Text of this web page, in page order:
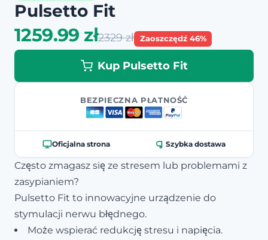
Pulsetto Fit
1259.99 zł2329 zł Zaoszczędź 46%
Kup Pulsetto Fit
BEZPIECZNA PŁATNOŚĆ
Oficjalna strona Szybka dostawa
Często zmagasz się ze stresem lub problemami z
zasypianiem?
Pulsetto Fit to innowacyjne urządzenie do
stymulacji nerwu błędnego.
Może wspierać redukcję stresu i napięcia.